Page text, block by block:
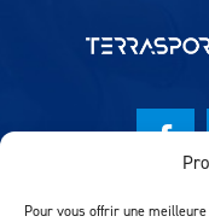
Pour vous offrir une ©